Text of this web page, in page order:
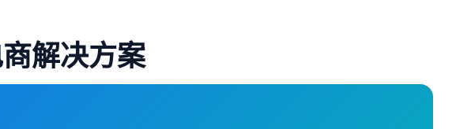
解决方案